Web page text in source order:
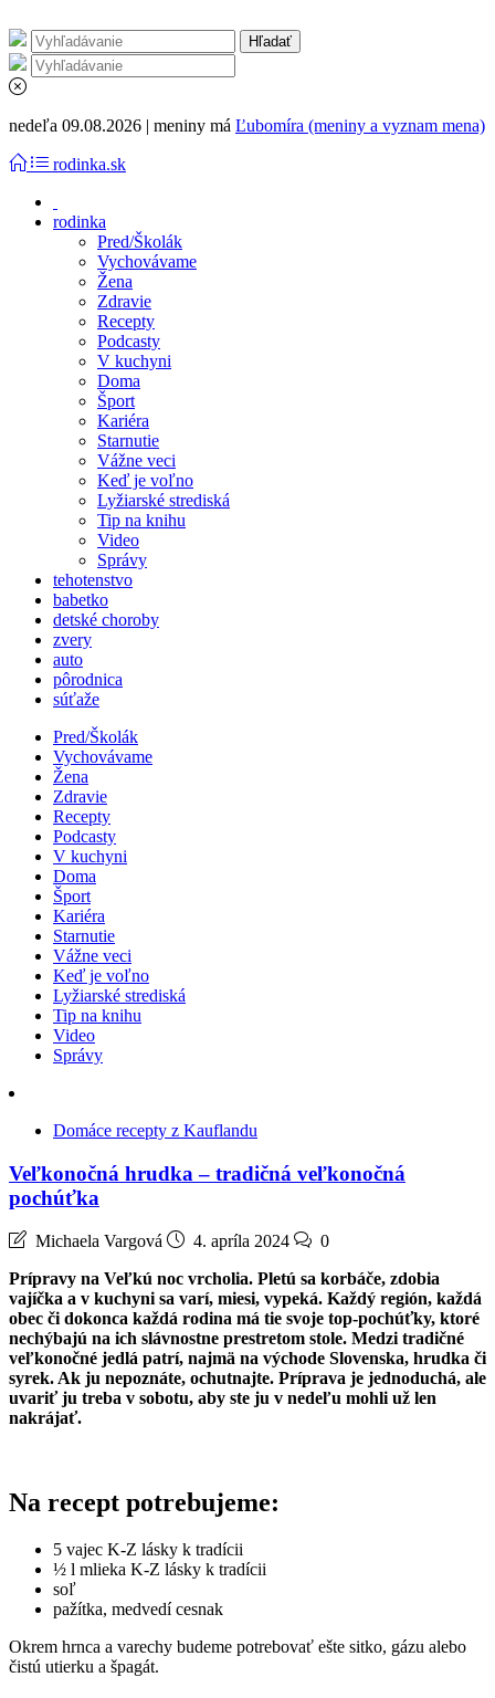
nedeľa 09.08.2026 | meniny má Ľubomíra (meniny a vyznam mena)
rodinka.sk
rodinka
Pred/Školák
Vychovávame
Žena
Zdravie
Recepty
Podcasty
V kuchyni
Doma
Šport
Kariéra
Starnutie
Vážne veci
Keď je voľno
Lyžiarské strediská
Tip na knihu
Video
Správy
tehotenstvo
babetko
detské choroby
zvery
auto
pôrodnica
súťaže
Pred/Školák
Vychovávame
Žena
Zdravie
Recepty
Podcasty
V kuchyni
Doma
Šport
Kariéra
Starnutie
Vážne veci
Keď je voľno
Lyžiarské strediská
Tip na knihu
Video
Správy
Domáce recepty z Kauflandu
Veľkonočná hrudka – tradičná veľkonočná
pochúťka
Michaela Vargová 4. apríla 2024
0
Prípravy na Veľkú noc vrcholia. Pletú sa korbáče, zdobia
vajíčka a v kuchyni sa varí, miesi, vypeká. Každý región, každá
obec či dokonca každá rodina má tie svoje top-pochúťky, ktoré
nechýbajú na ich slávnostne prestretom stole. Medzi tradičné
veľkonočné jedlá patrí, najmä na východe Slovenska, hrudka či
syrek. Ak ju nepoznáte, ochutnajte. Príprava je jednoduchá, ale
uvariť ju treba v sobotu, aby ste ju v nedeľu mohli už len
nakrájať.
Na recept potrebujeme:
5 vajec K-Z lásky k tradícii
½ l mlieka K-Z lásky k tradícii
soľ
pažítka, medvedí cesnak
Okrem hrnca a varechy budeme potrebovať ešte sitko, gázu alebo
čistú utierku a špagát.